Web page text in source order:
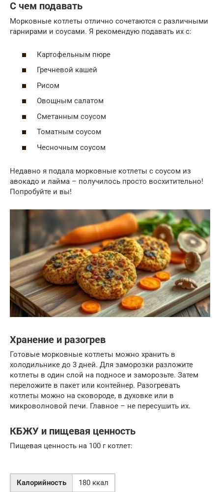
С чем подавать
Морковные котлеты отлично сочетаются с различными
гарнирами и соусами. Я рекомендую подавать их с:
Картофельным пюре
Гречневой кашей
Рисом
Овощным салатом
Сметанным соусом
Томатным соусом
Чесночным соусом
Недавно я подала морковные котлеты с соусом из
авокадо и лайма – получилось просто восхитительно!
Попробуйте и вы!
Хранение и разогрев
Готовые морковные котлеты можно хранить в
холодильнике до 3 дней. Для заморозки разложите
котлеты в один слой на подносе и заморозьте. Затем
переложите в пакет или контейнер. Разогревать
котлеты можно на сковороде, в духовке или в
микроволновой печи. Главное – не пересушить их.
КБЖУ и пищевая ценность
Пищевая ценность на 100 г котлет:
Калорийность
180 ккал